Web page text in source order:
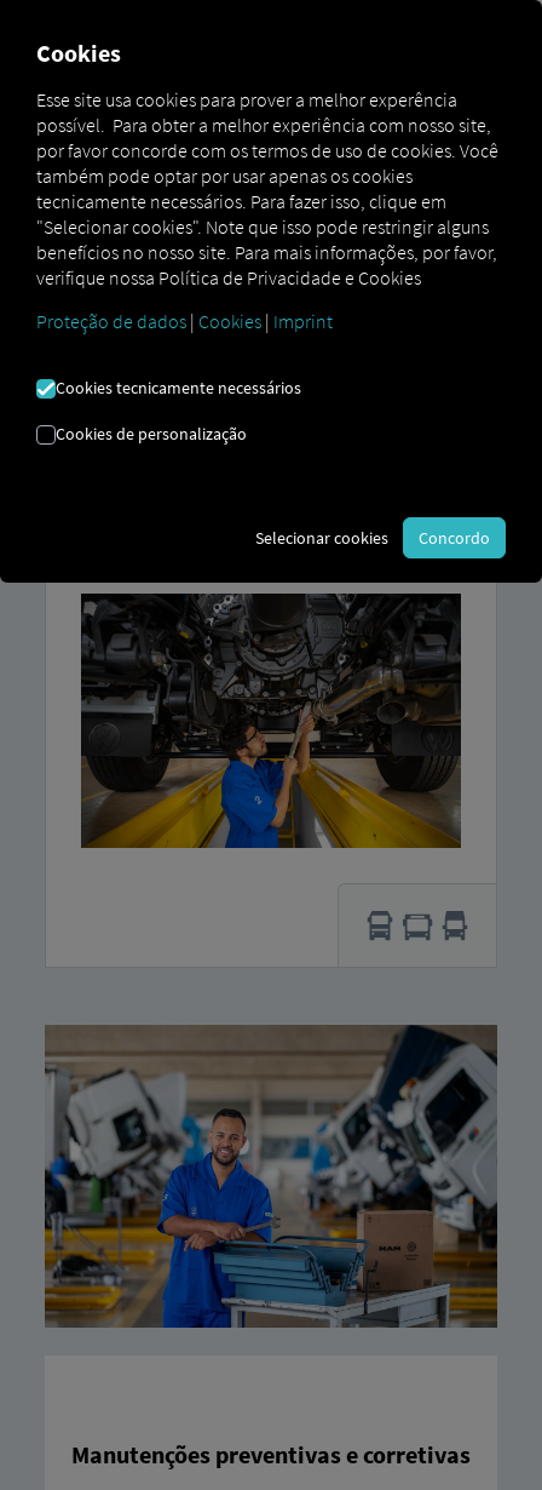
Contratar agora
PLANO DE
MANUTENÇÃO
VOLKS|TOTAL MAX
O Volks|Total Max oferece previsibilidade de
corretivas do trem de força e substituição de
útil do veículo.
Consulte condições exclusivas para sua frota.
Manutenções preventivas e corretivas
Cookies
Esse site usa cookies para prover a melhor experência
possível. Para obter a melhor experiência com nosso site,
por favor concorde com os termos de uso de cookies. Você
também pode optar por usar apenas os cookies
tecnicamente necessários. Para fazer isso, clique em
"Selecionar cookies". Note que isso pode restringir alguns
benefícios no nosso site. Para mais informações, por favor,
verifique nossa Política de Privacidade e Cookies
Proteção de dados | Cookies | Imprint
Cookies tecnicamente necessários
Cookies de personalização
Selecionar cookies Concordo